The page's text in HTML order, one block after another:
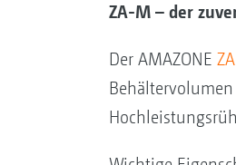
ZA-M – der
Der AMAZONE